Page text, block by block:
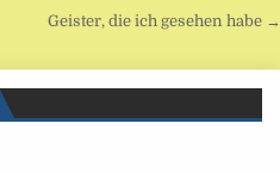
Geister, die ich gesehen habe →